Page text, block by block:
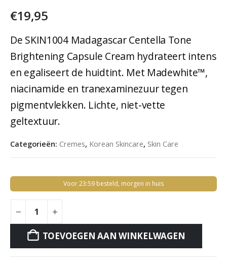
€19,95
De SKIN1004 Madagascar Centella Tone
Brightening Capsule Cream hydrateert intens
en egaliseert de huidtint. Met Madewhite™,
niacinamide en tranexaminezuur tegen
pigmentvlekken. Lichte, niet-vette
geltextuur.
Categorieën: Cremes, Korean Skincare, Skin Care
Voor 23:59 besteld, morgen in huis
TOEVOEGEN AAN WINKELWAGEN